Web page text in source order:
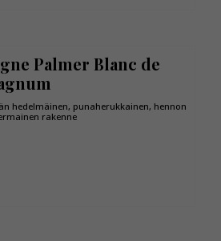
Palmer Blanc de
hedelmäinen, punaherukkainen, hennon
rakenne